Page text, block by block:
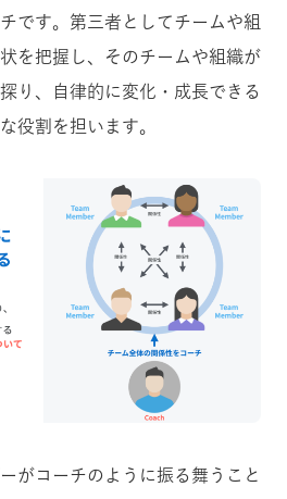
です。第三者としてチームや組
を把握し、そのチームや組織が
り、自律的に変化・成長できる
役割を担います。
がコーチのように振る舞うこと